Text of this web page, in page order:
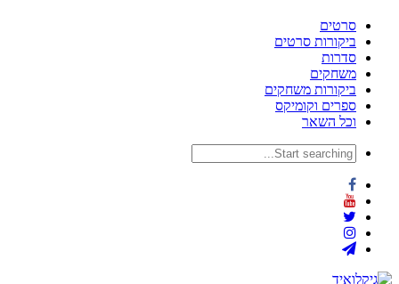
סרטים
ביקורות סרטים
סדרות
משחקים
ביקורות משחקים
ספרים וקומיקס
וכל השאר